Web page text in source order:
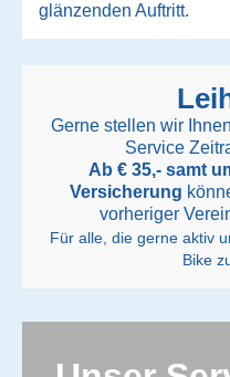
glänzenden Auftritt.
Gerne stellen wir
Service
Ab € 35,- samt
Versicherung
vorheriger
Für alle, die gerne aktiv
Bike